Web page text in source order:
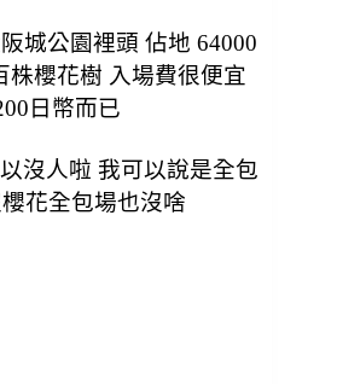
城公園裡頭 佔地 64000
株櫻花樹 入場費很便宜
日幣而已
沒人啦 我可以說是全包
花全包場也沒啥